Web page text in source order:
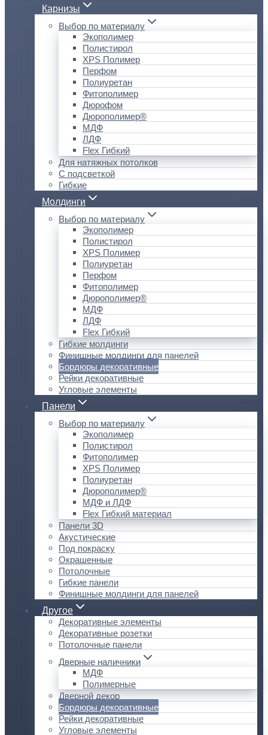
Карнизы
Выбор по материалу
Экополимер
Полистирол
XPS Полимер
Перфом
Полиуретан
Фитополимер
Дюрофом
Дюрополимер®
МДФ
ЛДФ
Flex Гибкий
Для натяжных потолков
С подсветкой
Гибкие
Молдинги
Выбор по материалу
Экополимер
Полистирол
XPS Полимер
Полиуретан
Перфом
Фитополимер
Дюрополимер®
МДФ
ЛДФ
Flex Гибкий
Гибкие молдинги
Финишные молдинги для панелей
Бордюры декоративные
Рейки декоративные
Угловые элементы
Панели
Выбор по материалу
Экополимер
Полистирол
Фитополимер
XPS Полимер
Полиуретан
Дюрополимер®
МДФ и ЛДФ
Flex Гибкий материал
Панели 3D
Акустические
Под покраску
Окрашенные
Потолочные
Гибкие панели
Финишные молдинги для панелей
Другое
Декоративные элементы
Декоративные розетки
Потолочные панели
Дверные наличники
МДФ
Полимерные
Дверной декор
Бордюры декоративные
Рейки декоративные
Угловые элементы